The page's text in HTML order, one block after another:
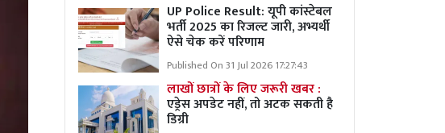
UP Police Result: यूपी कांस्टेबल
भर्ती 2025 का रिजल्ट जारी, अभ्यर्थी
ऐसे चेक करें परिणाम
Published On 31 Jul 2026 17:27:43
लाखों छात्रों के लिए जरूरी खबर :
एड्रेस अपडेट नहीं, तो अटक सकती है
डिग्री